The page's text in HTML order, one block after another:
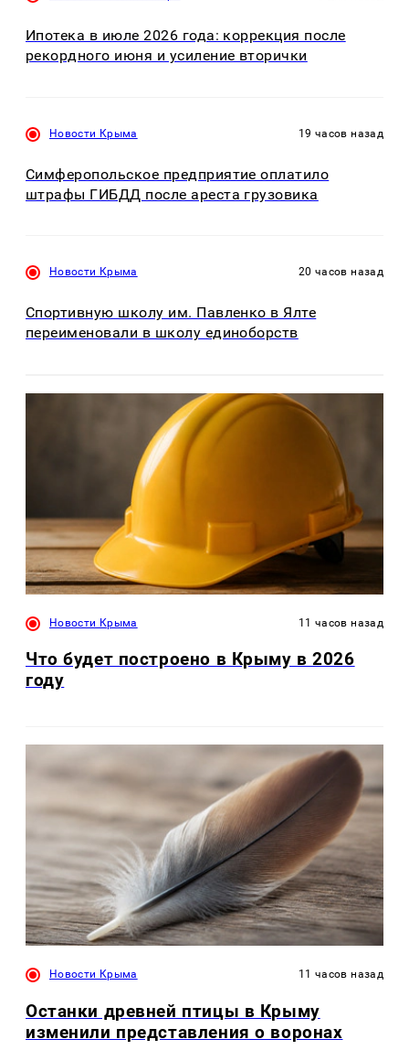
Ипотека в июле 2026 года: коррекция после
рекордного июня и усиление вторички
Новости Крыма 19 часов назад
Симферопольское предприятие оплатило
штрафы ГИБДД после ареста грузовика
Новости Крыма 20 часов назад
Спортивную школу им. Павленко в Ялте
переименовали в школу единоборств
Новости Крыма 11 часов назад
Что будет построено в Крыму в 2026
году
Новости Крыма 11 часов назад
Останки древней птицы в Крыму
изменили представления о воронах